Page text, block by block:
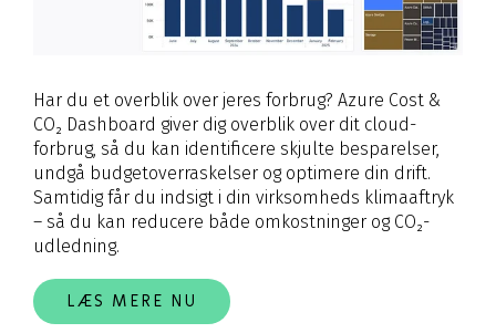
Har du et overblik over jeres forbrug? Azure Cost &
CO₂ Dashboard giver dig overblik over dit cloud-
forbrug, så du kan identificere skjulte besparelser,
undgå budgetoverraskelser og optimere din drift.
Samtidig får du indsigt i din virksomheds klimaaftryk
– så du kan reducere både omkostninger og CO₂-
udledning.
LÆS MERE NU